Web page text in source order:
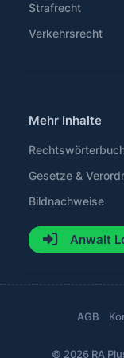
Strafrecht
Verkehrsrecht
Mehr Inhalte
Gesetze &
Bildnachweise
Anwalt
© 2026 RA
AGB